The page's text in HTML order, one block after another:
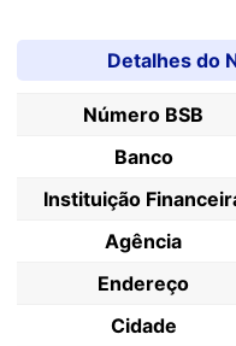
Detalhes do
Número BSB
Banco
Instituição
Agência
Endereço
Cidade